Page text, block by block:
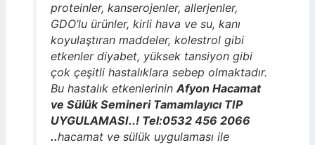
proteinler, kanserojenler, allerjenler,
GDO’lu ürünler, kirli hava ve su, kanı
koyulaştıran maddeler, kolestrol gibi
etkenler diyabet, yüksek tansiyon gibi
çok çeşitli hastalıklara sebep olmaktadır.
Bu hastalık etkenlerininAfyon Hacamat
ve Sülük Semineri Tamamlayıcı TIP
UYGULAMASI..! Tel:0532 456 2066
..hacamat ve sülük uygulaması ile